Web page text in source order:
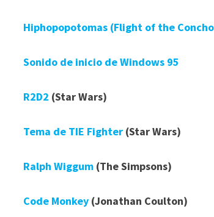
Hiphopopotomas (Flight of the
Sonido de inicio de Windows 95
R2D2 (Star Wars)
Tema de TIE Fighter (Star Wars)
Ralph Wiggum (The Simpsons)
Code Monkey (Jonathan Coulton)